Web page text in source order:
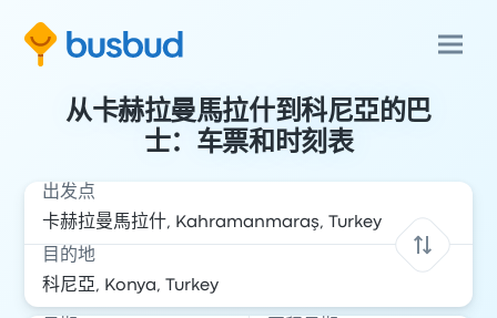
从卡赫拉曼馬拉什到科尼亞的巴
士：车票和时刻表
出发点
目的地